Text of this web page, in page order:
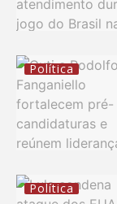
Política
Política